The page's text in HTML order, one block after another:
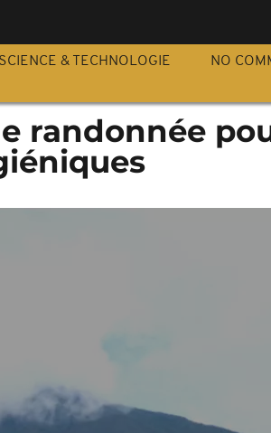
SCIENCE & TECHNOLOGIE NO
randonnée